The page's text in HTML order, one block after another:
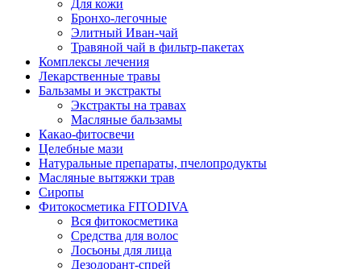
Для кожи
Бронхо-легочные
Элитный Иван-чай
Травяной чай в фильтр-пакетах
Комплексы лечения
Лекарственные травы
Бальзамы и экстракты
Экстракты на травах
Масляные бальзамы
Какао-фитосвечи
Целебные мази
Натуральные препараты, пчелопродукты
Масляные вытяжки трав
Сиропы
Фитокосметика FITODIVA
Вся фитокосметика
Средства для волос
Лосьоны для лица
Дезодорант-спрей